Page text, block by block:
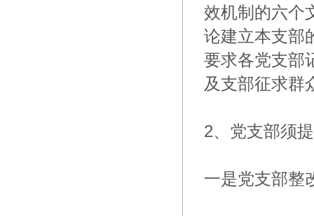
效机制的六个
论建立本支部
要求各党支部
及支部征求群
2、党支部须
一是党支部整